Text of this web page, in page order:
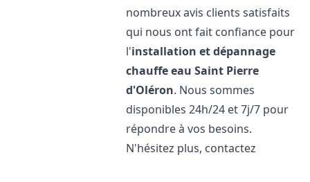
nombreux avis clients satisfaits
qui nous ont fait confiance pour
l'installation et dépannage
chauffe eau Saint Pierre
d'Oléron. Nous sommes
disponibles 24h/24 et 7j/7 pour
répondre à vos besoins.
N'hésitez plus, contactez